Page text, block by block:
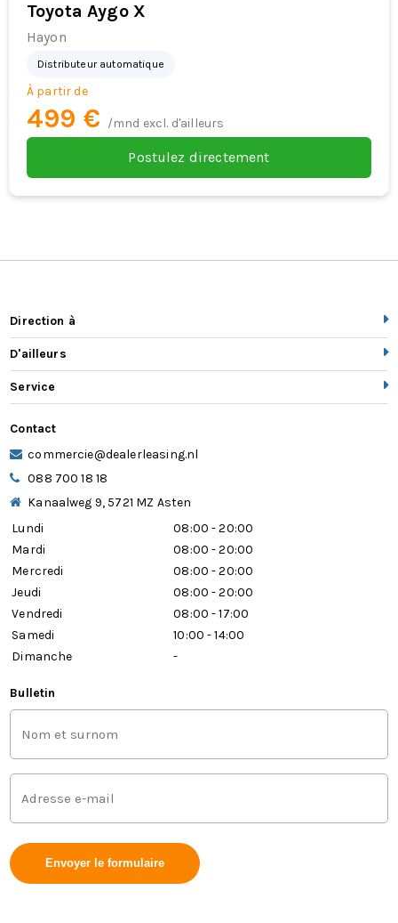
Toyota Aygo X
Hayon
Distributeur automatique
À partir de
499 € /mnd excl. d'ailleurs
Postulez directement
Direction à
D'ailleurs
Service
Contact
commercie@dealerleasing.nl
088 700 18 18
Kanaalweg 9, 5721 MZ Asten
Lundi
08:00 - 20:00
Mardi
08:00 - 20:00
Mercredi
08:00 - 20:00
Jeudi
08:00 - 20:00
Vendredi
08:00 - 17:00
Samedi
10:00 - 14:00
Dimanche
-
Bulletin
Nom
et
prénom
(Requis)
Adresse
mail
(Requis)